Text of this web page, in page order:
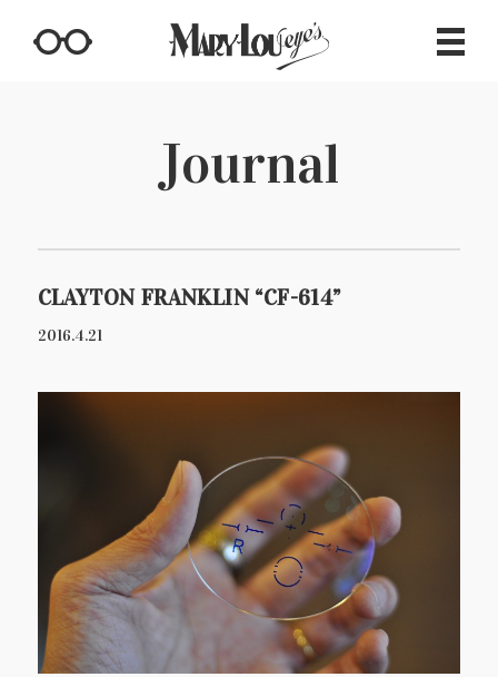
Journal
CLAYTON FRANKLIN “CF-614”
2016.4.21